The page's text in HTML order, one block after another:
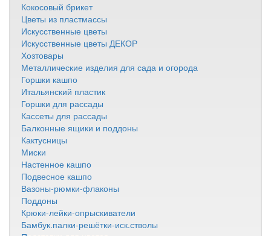
Кокосовый брикет
Цветы из пластмассы
Искусственные цветы
Искусственные цветы ДЕКОР
Хозтовары
Металлические изделия для сада и огорода
Горшки кашпо
Итальянский пластик
Горшки для рассады
Кассеты для рассады
Балконные ящики и поддоны
Кактусницы
Миски
Настенное кашпо
Подвесное кашпо
Вазоны-рюмки-флаконы
Поддоны
Крюки-лейки-опрыскиватели
Бамбук.палки-решётки-иск.стволы